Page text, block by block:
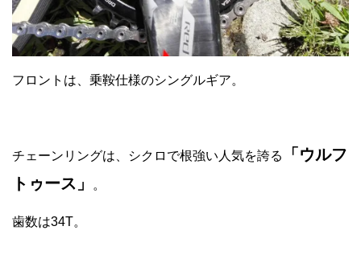
フロントは、乗鞍仕様のシングルギア。
チェーンリングは、シクロで根強い人気を誇る
「ウルフ
トゥース」
。
歯数は34T。